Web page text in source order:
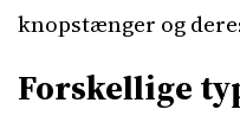
knopstænger og
Forskellige